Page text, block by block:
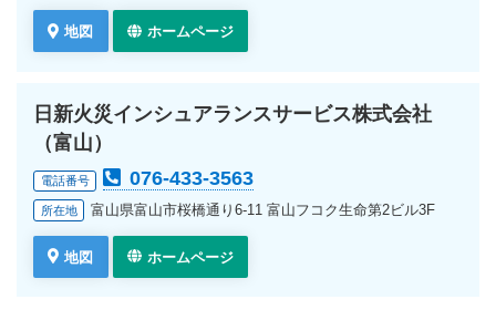
地図 ホームページ
日新火災インシュアランスサービス株式会社
（富山）
電話番号 076-433-3563
所在地 富山県富山市桜橋通り6-11 富山フコク生命第2ビル3F
地図 ホームページ